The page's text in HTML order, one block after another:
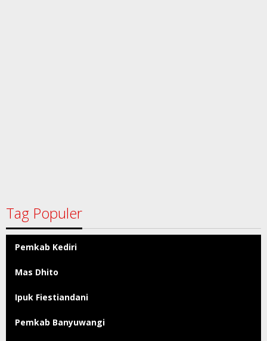
Tag Populer
Pemkab Kediri
Mas Dhito
Ipuk Fiestiandani
Pemkab Banyuwangi